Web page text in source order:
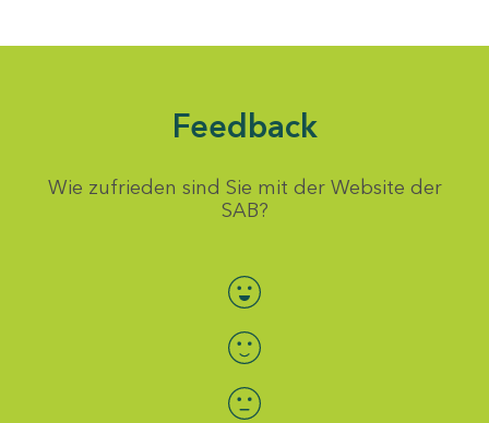
Feedback
Wie zufrieden sind Sie mit der Website der
SAB?
Bewertung auswählen